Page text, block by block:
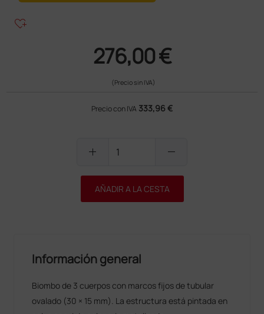
heart_plus
276,00 €
(Precio sin IVA)
Precio con IVA 333,96 €
add remove
AÑADIR A LA CESTA
Información general
Biombo de 3 cuerpos con marcos fijos de tubular
ovalado (30 × 15 mm). La estructura está pintada en